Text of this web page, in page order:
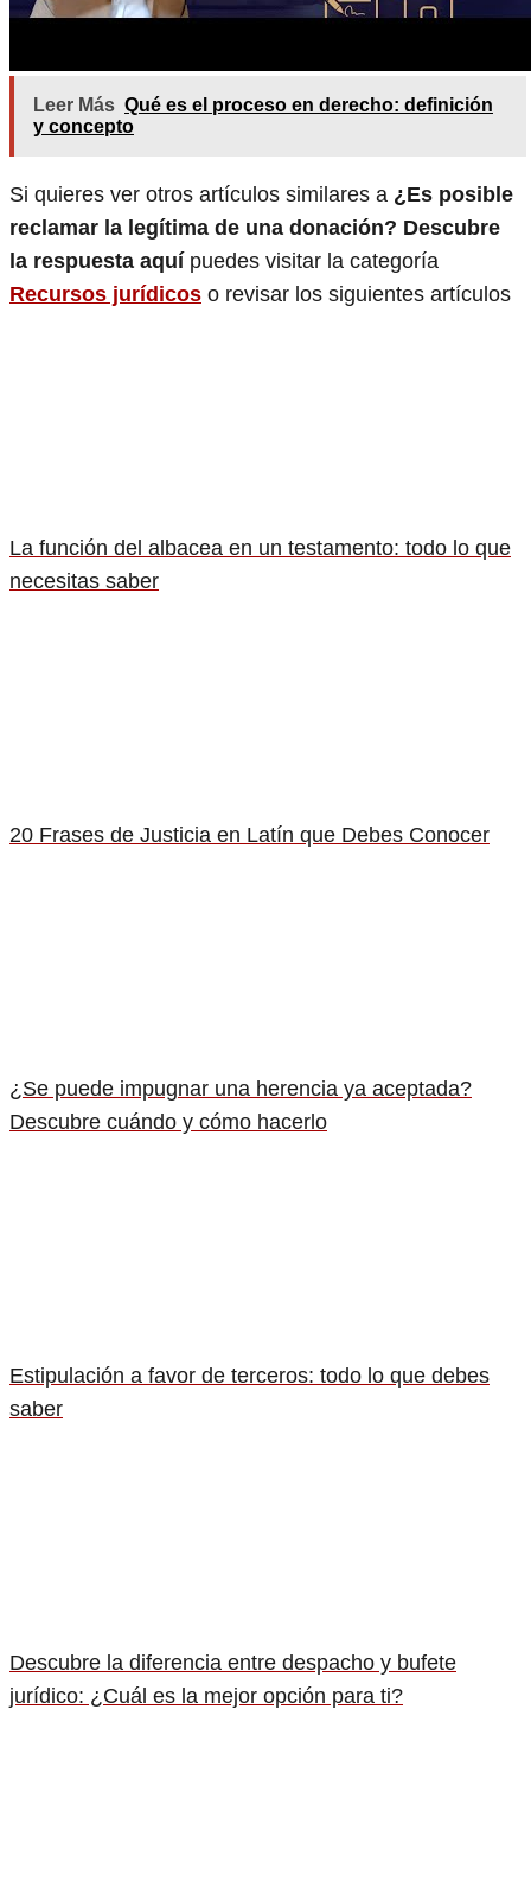
Leer Más Qué es el proceso en derecho: definición
y concepto
Si quieres ver otros artículos similares a ¿Es posible
reclamar la legítima de una donación? Descubre
la respuesta aquípuedes visitar la categoría
Recursos jurídicos o revisar los siguientes artículos
La función del albacea en un testamento: todo lo que
necesitas saber
20 Frases de Justicia en Latín que Debes Conocer
¿Se puede impugnar una herencia ya aceptada?
Descubre cuándo y cómo hacerlo
Estipulación a favor de terceros: todo lo que debes
saber
Descubre la diferencia entre despacho y bufete
jurídico: ¿Cuál es la mejor opción para ti?